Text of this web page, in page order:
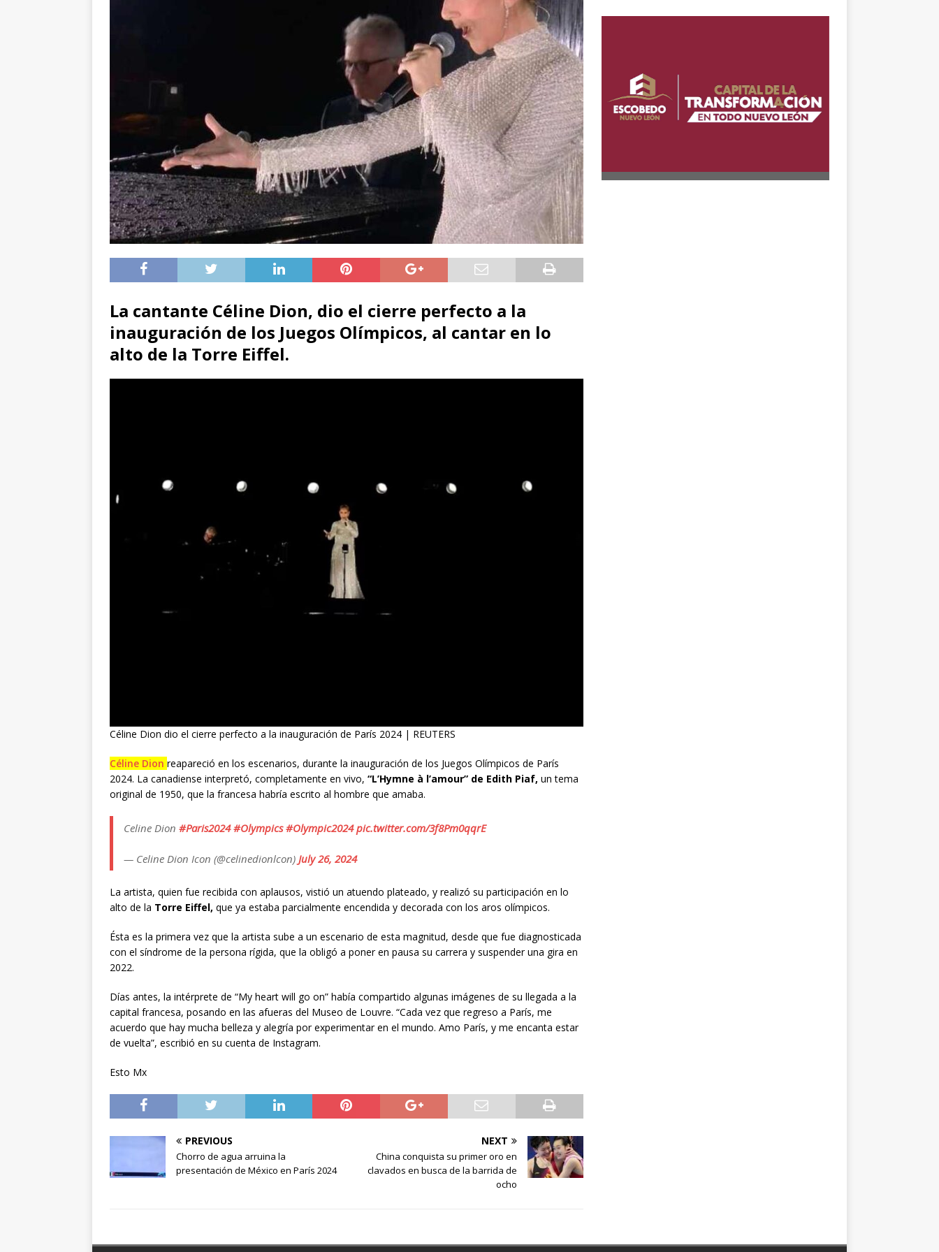
La cantante Céline Dion, dio el cierre perfecto a la
inauguración de los Juegos Olímpicos, al cantar en lo
alto de la Torre Eiffel.
Céline Dion dio el cierre perfecto a la inauguración de París 2024 | REUTERS
Céline Dion reapareció en los escenarios, durante la inauguración de los Juegos Olímpicos de París
2024. La canadiense interpretó, completamente en vivo, “L’Hymne à l’amour” de Edith Piaf, un tema
original de 1950, que la francesa habría escrito al hombre que amaba.
Celine Dion #Paris2024 #Olympics #Olympic2024 pic.twitter.com/3f8Pm0qqrE
— Celine Dion Icon (@celinedionlcon) July 26, 2024
La artista, quien fue recibida con aplausos, vistió un atuendo plateado, y realizó su participación en lo
alto de la Torre Eiffel, que ya estaba parcialmente encendida y decorada con los aros olímpicos.
Ésta es la primera vez que la artista sube a un escenario de esta magnitud, desde que fue diagnosticada
con el síndrome de la persona rígida, que la obligó a poner en pausa su carrera y suspender una gira en
2022.
Días antes, la intérprete de “My heart will go on” había compartido algunas imágenes de su llegada a la
capital francesa, posando en las afueras del Museo de Louvre. “Cada vez que regreso a París, me
acuerdo que hay mucha belleza y alegría por experimentar en el mundo. Amo París, y me encanta estar
de vuelta”, escribió en su cuenta de Instagram.
Esto Mx
PREVIOUS
Chorro de agua arruina la
presentación de México en París 2024
NEXT
China conquista su primer oro en
clavados en busca de la barrida de
ocho